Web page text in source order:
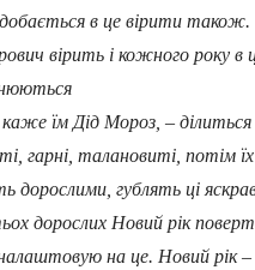
в це вірити також.
вірить і кожного року в
їм Дід Мороз, – ділиться
гарні, талановиті, потім їх
гублять ці
дорослих Новий рік
на це. Новий рік –